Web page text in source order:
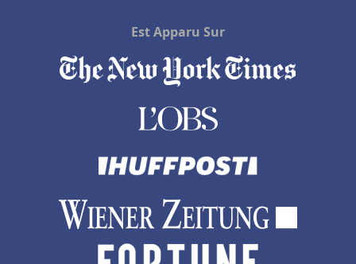
Est Apparu Sur